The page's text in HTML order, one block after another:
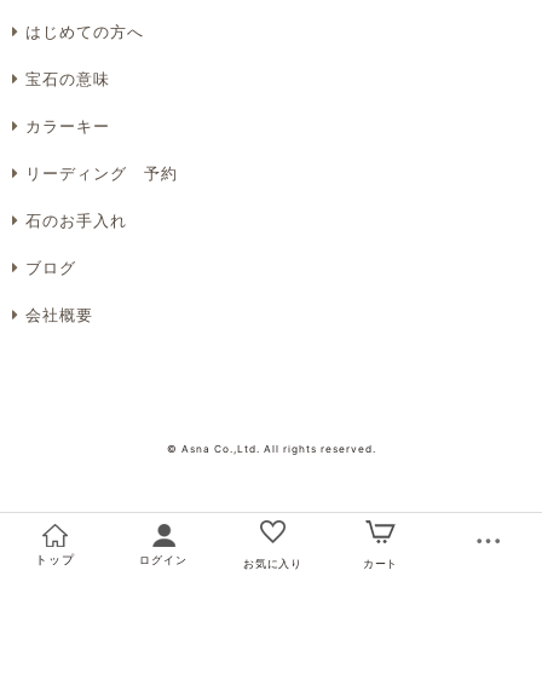
Eメール
はじめての方へ
宝石の意味
カラーキー
リーディング 予約
石のお手入れ
ブログ
会社概要
© Asna Co.,Ltd. All rights reserved.
トップ ログイン お気に入り カート